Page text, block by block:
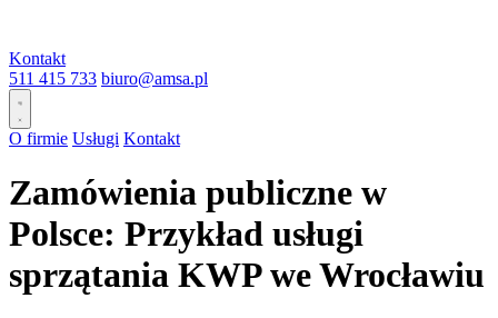
Kontakt
511 415 733 biuro@amsa.pl
O firmie Usługi Kontakt
Zamówienia publiczne w
Polsce: Przykład usługi
sprzątania KWP we Wrocławiu